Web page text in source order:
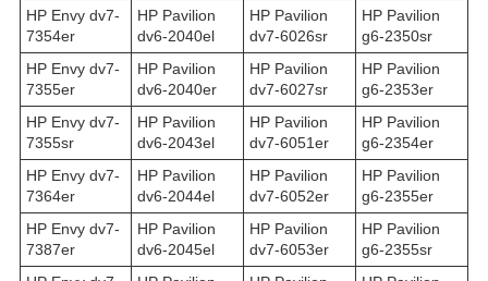
HP Envy dv7-
7354er
HP Pavilion
dv6-2040el
HP Pavilion
dv7-6026sr
HP Pavilion
g6-2350sr
HP Envy dv7-
7355er
HP Pavilion
dv6-2040er
HP Pavilion
dv7-6027sr
HP Pavilion
g6-2353er
HP Envy dv7-
7355sr
HP Pavilion
dv6-2043el
HP Pavilion
dv7-6051er
HP Pavilion
g6-2354er
HP Envy dv7-
7364er
HP Pavilion
dv6-2044el
HP Pavilion
dv7-6052er
HP Pavilion
g6-2355er
HP Envy dv7-
7387er
HP Pavilion
dv6-2045el
HP Pavilion
dv7-6053er
HP Pavilion
g6-2355sr